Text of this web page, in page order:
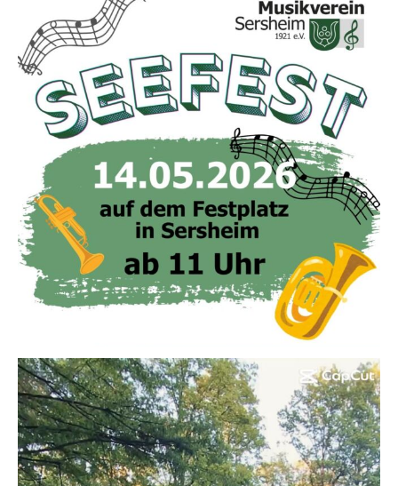
Nach dem Fest ist vor dem Fest 🎊🍻
Herzliche Einladung zu unserem Seefest am 14. Mai ab 11 Uhr auf dem
Festplatz in Sersheim. Euch erwarten nicht nur viele gute Getränke und
Speisen, sondern auch jede Menge Musik: von 11:30-13:30 Uhr spielt der
mvmaubach, ab 13:45 Uhr wird die Jugend mit Bläserklasse und
BläserKIDS des Mv Sersheim zu hören sein. Anschließend besucht uns die
mvs_sachsenheim von 16:00-18:00 Uhr. Den krönenden Abschluss macht
das große Blasorchester des Mv Sersheim ab 18:30 Uhr.
Kommt vorbei, wir freuen uns auf euch ! 🍷🎺🎶🍗🍻
#musikverein #festle #kommtvorbei #sommer #dorfleben
20 0
Danke für ein super Waldfest 2026 🌳📯☀️
14 0